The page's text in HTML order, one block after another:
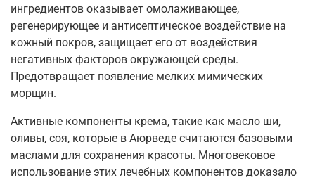
ингредиентов оказывает омолаживающее,
регенерирующее и антисептическое воздействие на
кожный покров, защищает его от воздействия
негативных факторов окружающей среды.
Предотвращает появление мелких мимических
морщин.
Активные компоненты крема, такие как масло ши,
оливы, соя, которые в Аюрведе считаются базовыми
маслами для сохранения красоты. Многовековое
использование этих лечебных компонентов доказало